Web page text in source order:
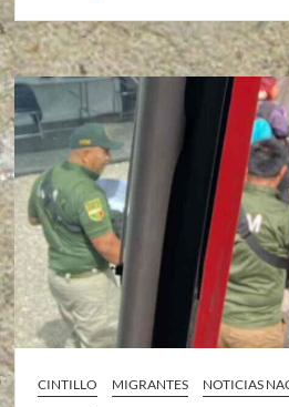
CINTILLO MIGRANTES NOTICIAS